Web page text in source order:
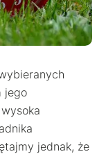
jego
jednak, że